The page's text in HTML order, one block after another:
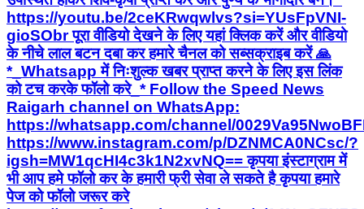
https://youtu.be/2ceKRwqwlvs?si=YUsFpVNI-
gioSObr पूरा वीडियो देखने के लिए यहां क्लिक करें और वीडियो
के नीचे लाल बटन दबा कर हमारे चैनल को सब्सक्राइब करें 🙏
*_Whatsapp में निःशुल्क खबर प्राप्त करने के लिए इस लिंक
को टच करके फॉलो करे_* Follow the Speed News
Raigarh channel on WhatsApp:
https://whatsapp.com/channel/
https://www.instagram.com/p/DZNMCA0NCsc/?
igsh=MW1qcHI4c3k1N2xvNQ== कृपया इंस्टाग्राम में
भी आप हमे फॉलो कर के हमारी फ्री सेवा ले सकते है कृपया हमारे
पेज को फॉलो जरूर करे